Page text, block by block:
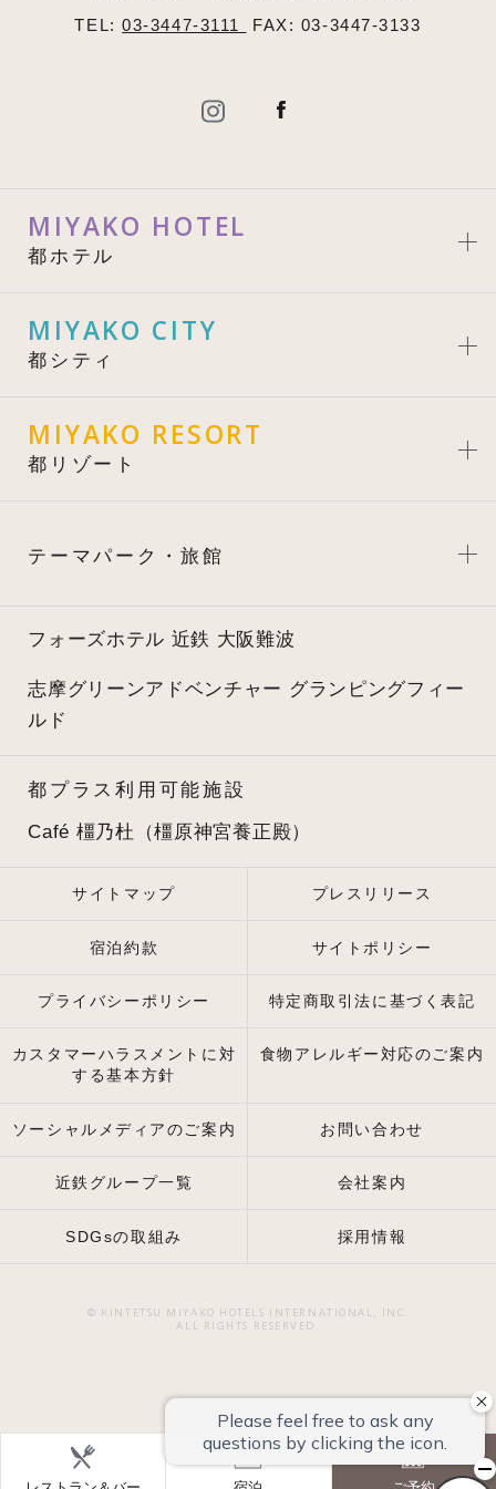
TEL:03-3447-3111 FAX: 03-3447-3133
MIYAKO HOTEL
都ホテル
MIYAKO CITY
都シティ
MIYAKO RESORT
都リゾート
テーマパーク・旅館
フォーズホテル 近鉄 大阪難波
志摩グリーンアドベンチャー グランピングフィー
ルド
都プラス利用可能施設
Café 橿乃杜（橿原神宮養正殿）
サイトマップ プレスリリース
宿泊約款 サイトポリシー
プライバシーポリシー 特定商取引法に基づく表記
カスタマーハラスメントに対
する基本方針
食物アレルギー対応のご案内
ソーシャルメディアのご案内 お問い合わせ
近鉄グループ一覧 会社案内
SDGsの取組み 採用情報
© KINTETSU MIYAKO HOTELS INTERNATIONAL, INC.
ALL RIGHTS RESERVED.